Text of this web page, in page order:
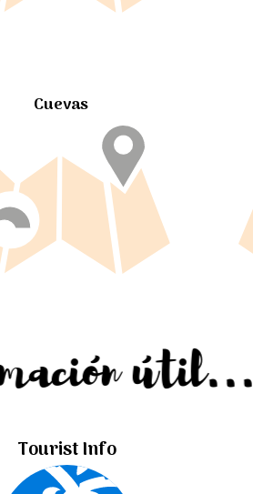
Cuevas
útil...
Tourist Info